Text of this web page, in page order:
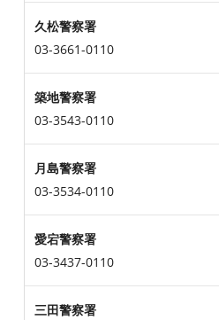
久松警察署
03-3661-0110
築地警察署
03-3543-0110
月島警察署
03-3534-0110
愛宕警察署
03-3437-0110
三田警察署